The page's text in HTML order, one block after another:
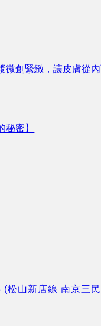
微創緊緻，讓皮膚從
密】
松山新店線 南京三